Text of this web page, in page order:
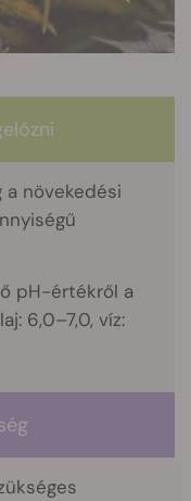
a növekedési
pH-értékről a
6,0–7,0, víz: